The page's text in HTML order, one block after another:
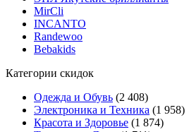
MirCli
INCANTO
Randewoo
Bebakids
Категории скидок
Одежда и Обувь (2 408)
Электроника и Техника (1 958)
Красота и Здоровье (1 874)